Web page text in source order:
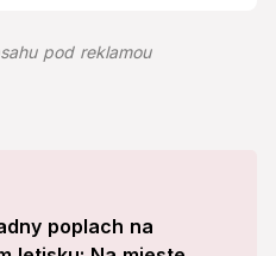
pod reklamou
poplach na